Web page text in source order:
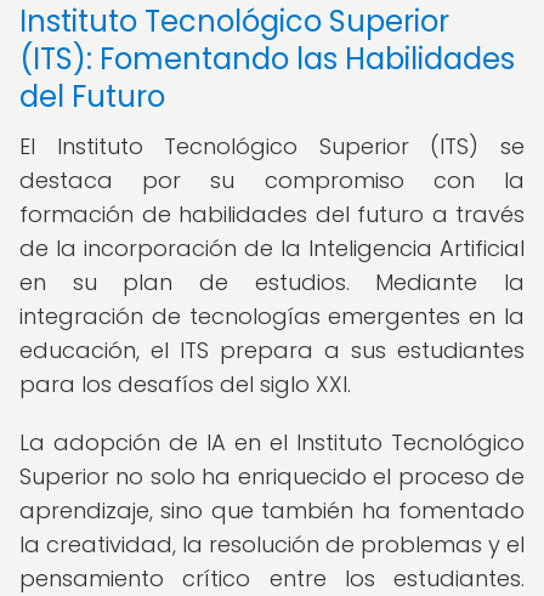
Instituto Tecnológico Superior
(ITS): Fomentando las Habilidades
del Futuro
El Instituto Tecnológico Superior (ITS) se
destaca por su compromiso con la
formación de habilidades del futuro a través
de la incorporación de la Inteligencia Artificial
en su plan de estudios. Mediante la
integración de tecnologías emergentes en la
educación, el ITS prepara a sus estudiantes
para los desafíos del siglo XXI.
La adopción de IA en el Instituto Tecnológico
Superior no solo ha enriquecido el proceso de
aprendizaje, sino que también ha fomentado
la creatividad, la resolución de problemas y el
pensamiento crítico entre los estudiantes.